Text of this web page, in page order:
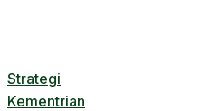
Strategi
Kementrian